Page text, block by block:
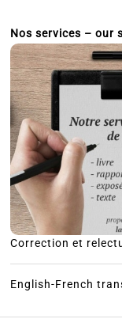
Nos services – our
Correction et
English-French